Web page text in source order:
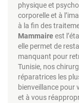
physique et
corporelle et à
à la fin des
Mammaire est
elle permet de
manquant pour
Tunisie, nos
réparatrices les
bienveillance pour
et à vous